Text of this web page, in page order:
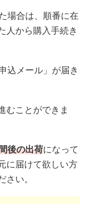
場合は、順番に在
人から購入手続き
込メール」が届き
むことができま
後の出荷になって
に届けて欲しい方
さい。